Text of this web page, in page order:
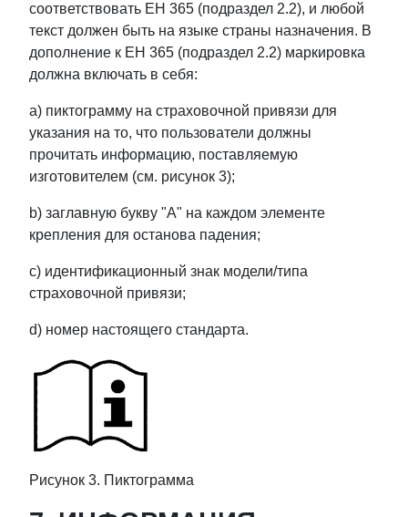
соответствовать ЕН 365 (подраздел 2.2), и любой
текст должен быть на языке страны назначения. В
дополнение к ЕН 365 (подраздел 2.2) маркировка
должна включать в себя:
a) пиктограмму на страховочной привязи для
указания на то, что пользователи должны
прочитать информацию, поставляемую
изготовителем (см. рисунок 3);
b) заглавную букву "А" на каждом элементе
крепления для останова падения;
c) идентификационный знак модели/типа
страховочной привязи;
d) номер настоящего стандарта.
Рисунок 3. Пиктограмма